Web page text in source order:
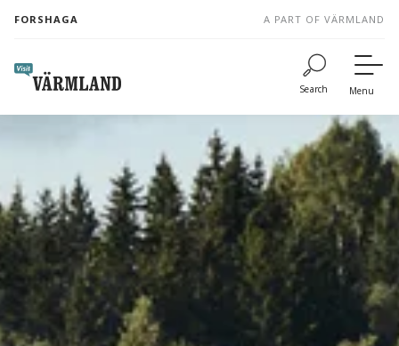
content
FORSHAGA A PART OF VÄRMLAND
Search Menu